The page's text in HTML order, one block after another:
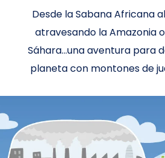
Desde la Sabana Africana
atravesando la Amazonia
Sáhara...una aventura para
planeta con montones de